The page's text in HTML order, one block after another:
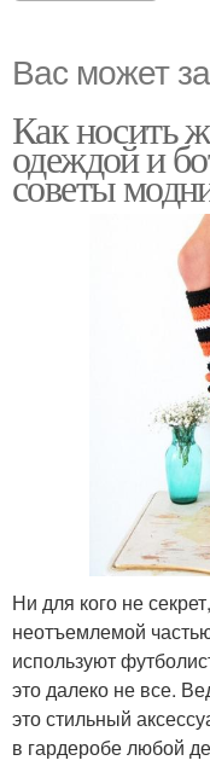
Вас может
Как носить
одеждой и
советы
Ни для кого не
неотъемлемой
используют
это далеко не все.
это стильный
в гардеробе любой